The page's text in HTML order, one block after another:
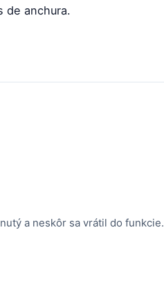
de anchura.
a neskôr sa vrátil do funkcie.